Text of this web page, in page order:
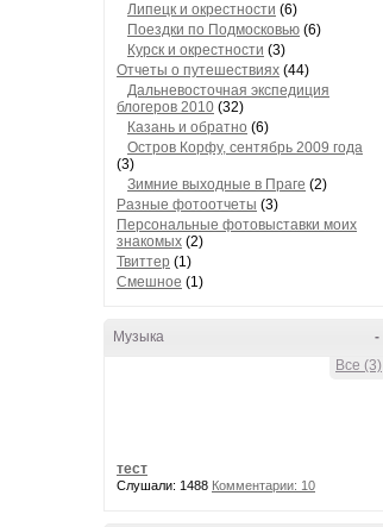
Липецк и окрестности (6)
Поездки по Подмосковью (6)
Курск и окрестности (3)
Отчеты о путешествиях (44)
Дальневосточная экспедиция
блогеров 2010 (32)
Казань и обратно (6)
Остров Корфу, сентябрь 2009 года
(3)
Зимние выходные в Праге (2)
Разные фотоотчеты (3)
Персональные фотовыставки моих
знакомых (2)
Твиттер (1)
Смешное (1)
-
Музыка
Все (3)
тест
Слушали: 1488 Комментарии: 10